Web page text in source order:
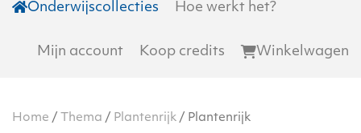
Onderwijscollecties Hoe werkt het?
Mijn account Koop credits Winkelwagen
Home / Thema / Plantenrijk / Plantenrijk